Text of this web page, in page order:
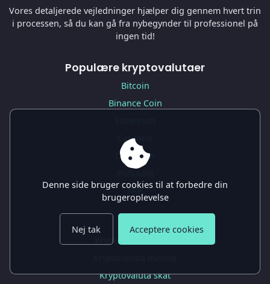
Vores detaljerede vejledninger hjælper dig gennem hvert trin
i processen, så du kan gå fra nybegynder til professionel på
ingen tid!
Populære kryptovalutaer
Bitcoin
Binance Coin
Cardano
Dogecoin
XRP
Kryptovaluta kurser
Kryptovaluta skat
Denne side bruger cookies til at forbedre din
brugeroplevelse
Nej tak Acceptere cookies